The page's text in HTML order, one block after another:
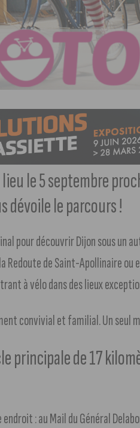
le 5 septembre
dévoile le parcours !
pour découvrir Dijon sous un
Redoute de Saint-Apollinaire ou
à vélo dans des lieux
convivial et familial. Un seul
principale de 17
: au Mail du Général